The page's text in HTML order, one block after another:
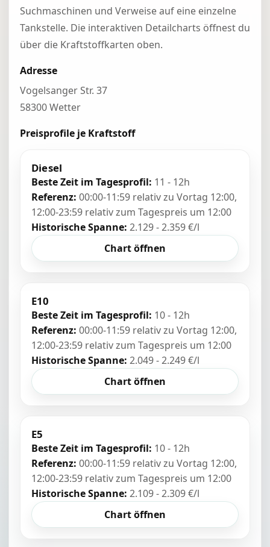
Suchmaschinen und Verweise auf eine einzelne
Tankstelle. Die interaktiven Detailcharts öffnest du
über die Kraftstoffkarten oben.
Adresse
Vogelsanger Str. 37
58300 Wetter
Preisprofile je Kraftstoff
Diesel
Beste Zeit im Tagesprofil: 11 - 12h
Referenz: 00:00-11:59 relativ zu Vortag 12:00,
12:00-23:59 relativ zum Tagespreis um 12:00
Historische Spanne: 2.129 - 2.359 €/l
Chart öffnen
E10
Beste Zeit im Tagesprofil: 10 - 12h
Referenz: 00:00-11:59 relativ zu Vortag 12:00,
12:00-23:59 relativ zum Tagespreis um 12:00
Historische Spanne: 2.049 - 2.249 €/l
Chart öffnen
E5
Beste Zeit im Tagesprofil: 10 - 12h
Referenz: 00:00-11:59 relativ zu Vortag 12:00,
12:00-23:59 relativ zum Tagespreis um 12:00
Historische Spanne: 2.109 - 2.309 €/l
Chart öffnen